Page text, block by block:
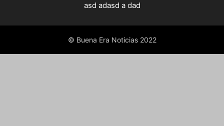
asd adasd a dad
© Buena Era Noticias 2022